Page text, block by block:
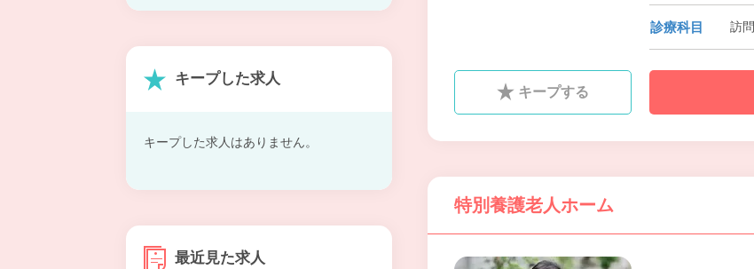
診療科目 訪
キープする
特別養護老人ホーム
キープした求人
キープした求人はありません。
最近見た求人